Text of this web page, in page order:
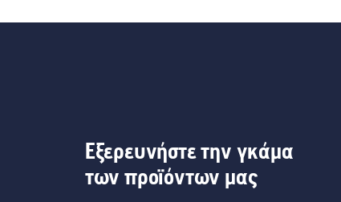
Εξερευνήστε την γκάμα
των προϊόντων μας